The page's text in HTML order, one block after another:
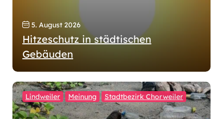
5. August 2026
Hitzeschutz in städtischen
Gebäuden
Lindweiler Meinung Stadtbezirk Chorweiler